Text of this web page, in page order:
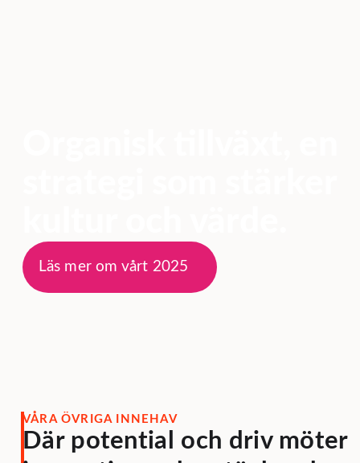
Läs mer om vårt 2025
VÅRA ÖVRIGA INNEHAV
Där potential och driv möter